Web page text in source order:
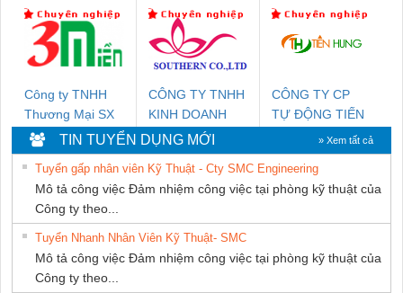
THƯỢNG ĐÌNH
THUẬT ĐIỆN CƠ
GIA HƯNG
Công ty TNHH
Thương Mại SX
Ba Miền
CÔNG TY TNHH
KINH DOANH
DỊCH VỤ XNK
PHƯƠNG NAM
CÔNG TY CP
TỰ ĐỘNG TIẾN
TIN TUYỂN DỤNG MỚI » Xem tất cả
Tuyển gấp nhân viên Kỹ Thuật - Cty SMC Engineering
Mô tả công việc Đảm nhiệm công việc tại phòng kỹ thuật của
Công ty theo...
Tuyển Nhanh Nhân Viên Kỹ Thuật- SMC
Mô tả công việc Đảm nhiệm công việc tại phòng kỹ thuật của
Công ty theo...